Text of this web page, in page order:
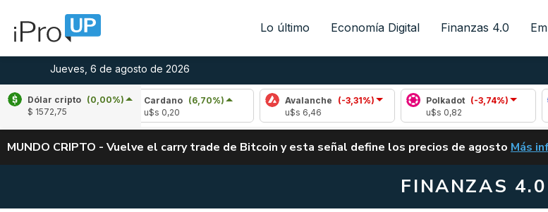
Lo último Economía Digital Finanzas 4.0
Jueves, 6 de agosto de 2026
Dólar cripto (0,00%)
$ 1572,75
2,73%) Cardano
(6,70%)
Avalanche (-3,31%)
Polkadot
(-3,74%)
ALERTA
MUNDO CRIPTO - Vuelve el carry trade de Bitcoin y esta señal define los precios de agosto Más
FINANZAS 4.0